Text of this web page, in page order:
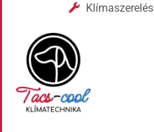
Klímaszerelés